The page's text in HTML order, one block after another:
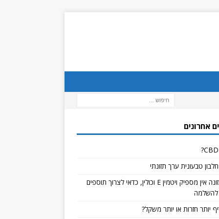
אחרונים
טבעונית ערך תזונתי
אם בתזונה אין מספיק ויטמין E וכולין, כדאי לצרוך תוספים
יותר חזרות או יותר משקל?